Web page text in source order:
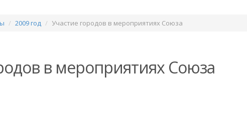
2009 год Участие городов в мероприятиях Союза
в мероприятиях Союза